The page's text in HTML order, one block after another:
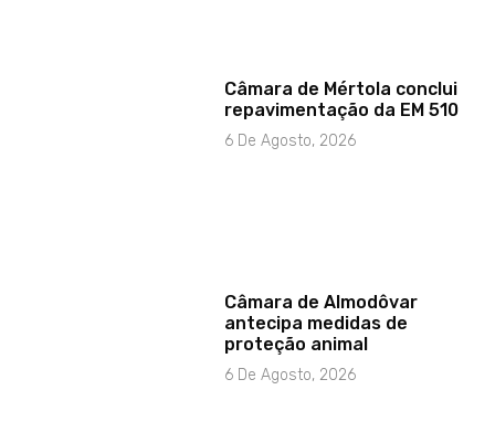
Câmara de Mértola conclui
repavimentação da EM 510
6 De Agosto, 2026
Câmara de Almodôvar
antecipa medidas de
proteção animal
6 De Agosto, 2026